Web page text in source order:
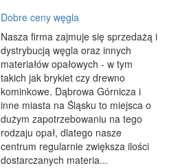
Dobre ceny węgla
Nasza firma zajmuje się sprzedażą i
dystrybucją węgla oraz innych
materiałów opałowych - w tym
takich jak brykiet czy drewno
kominkowe. Dąbrowa Górnicza i
inne miasta na Śląsku to miejsca o
dużym zapotrzebowaniu na tego
rodzaju opał, dlatego nasze
centrum regularnie zwiększa ilości
dostarczanych materia...